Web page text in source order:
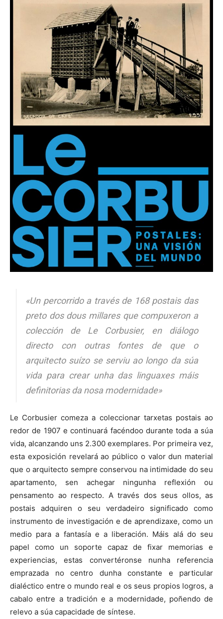
«Un percorrido a través de 168 postais das
preto dos dous millares que compuxeron a
colección de Le Corbusier, en diálogo
directo con outras fontes de que o
arquitecto suízo se serviu ao longo da súa
vida para crear unha das linguaxes máis
definitorias da nosa modernidade»
Le Corbusier comeza a coleccionar tarxetas postais ao
redor de 1907 e continuará facéndoo durante toda a súa
vida, alcanzando uns 2.300 exemplares. Por primeira vez,
esta exposición revelará ao público o valor dun material
que o arquitecto sempre conservou na intimidade do seu
apartamento, sen achegar ningunha reflexión ou
pensamento ao respecto. A través dos seus ollos, as
postais adquiren o seu verdadeiro significado como
instrumento de investigación e de aprendizaxe, como un
medio para a fantasía e a liberación. Máis alá do seu
papel como un soporte capaz de fixar memorias e
experiencias, estas convertéronse nunha referencia
emprazada no centro dunha constante e particular
dialéctico entre o mundo real e os seus propios logros, a
cabalo entre a tradición e a modernidade, poñendo de
relevo a súa capacidade de síntese.